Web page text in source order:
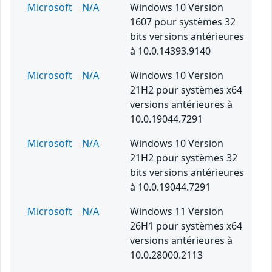
Microsoft
N/A
Windows 10 Version
1607 pour systèmes 32
bits versions antérieures
à 10.0.14393.9140
Microsoft
N/A
Windows 10 Version
21H2 pour systèmes x64
versions antérieures à
10.0.19044.7291
Microsoft
N/A
Windows 10 Version
21H2 pour systèmes 32
bits versions antérieures
à 10.0.19044.7291
Microsoft
N/A
Windows 11 Version
26H1 pour systèmes x64
versions antérieures à
10.0.28000.2113